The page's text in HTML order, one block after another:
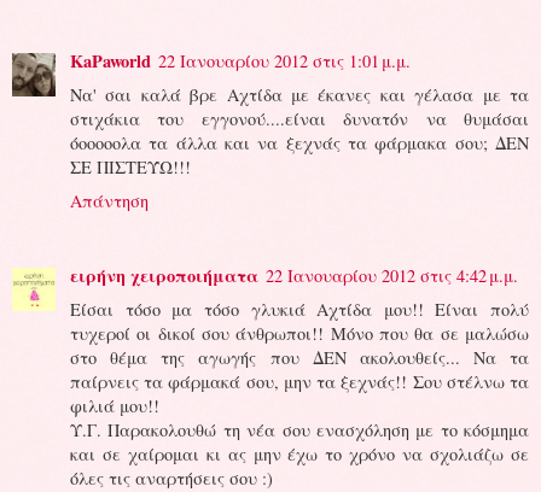
KaPaworld 22 Ιανουαρίου 2012 στις 1:01 μ.μ.
Να' σαι καλά βρε Αχτίδα με έκανες και γέλασα με τα
στιχάκια του εγγονού....είναι δυνατόν να θυμάσαι
όοοοοολα τα άλλα και να ξεχνάς τα φάρμακα σου; ΔΕΝ
ΣΕ ΠΙΣΤΕΎΩ!!!
Απάντηση
ειρήνη χειροποιήματα 22 Ιανουαρίου 2012 στις 4:42 μ.μ.
Είσαι τόσο μα τόσο γλυκιά Αχτίδα μου!! Είναι πολύ
τυχεροί οι δικοί σου άνθρωποι!! Μόνο που θα σε μαλώσω
στο θέμα της αγωγής που ΔΕΝ ακολουθείς... Να τα
παίρνεις τα φάρμακά σου, μην τα ξεχνάς!! Σου στέλνω τα
φιλιά μου!!
Υ.Γ. Παρακολουθώ τη νέα σου ενασχόληση με το κόσμημα
και σε χαίρομαι κι ας μην έχω το χρόνο να σχολιάζω σε
όλες τις αναρτήσεις σου :)